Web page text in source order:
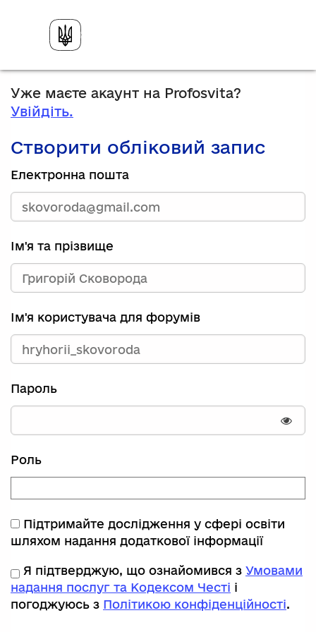
Уже маєте акаунт на Profosvita?
Увійдіть.
Створити обліковий запис
Електронна пошта
Ім'я та прізвище
Ім'я користувача для форумів
Пароль
Роль
Підтримайте дослідження у сфері освіти
шляхом надання додаткової інформації
Я підтверджую, що ознайомився з Умовами
надання послуг та Кодексом Честі і
погоджуюсь з Політикою конфіденційності.